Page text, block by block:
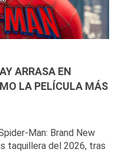
ARRASA EN
LA PELÍCULA MÁS
Man: Brand New
taquillera del 2026, tras